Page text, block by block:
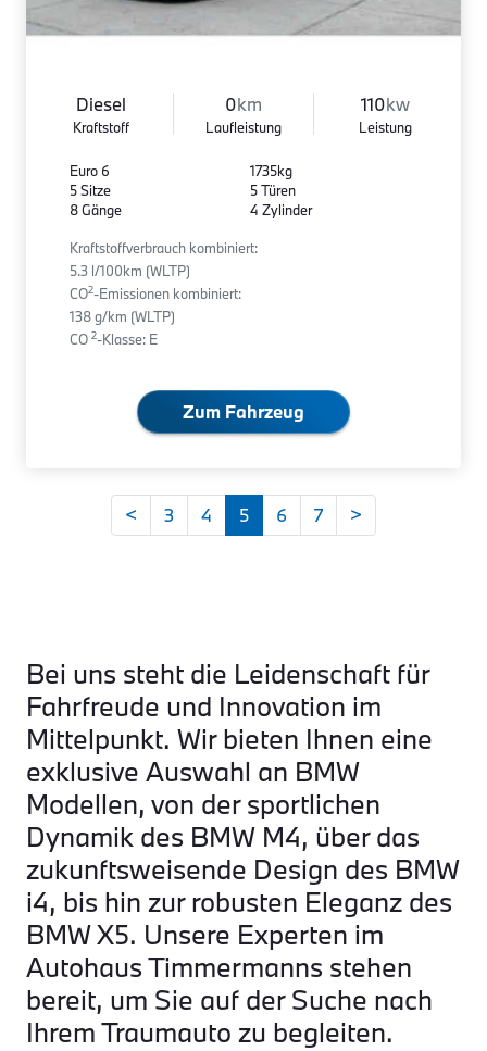
Diesel
Kraftstoff
0km
Laufleistung
110kw
Leistung
Euro 6
5 Sitze
8 Gänge
1735kg
5 Türen
4 Zylinder
Kraftstoffverbrauch kombiniert:
5.3 l/100km (WLTP)
CO2-Emissionen kombiniert:
138 g/km (WLTP)
CO 2-Klasse: E
Zum Fahrzeug
< 3 4 5 6 7 >
Bei uns steht die Leidenschaft für
Fahrfreude und Innovation im
Mittelpunkt. Wir bieten Ihnen eine
exklusive Auswahl an BMW
Modellen, von der sportlichen
Dynamik des BMW M4, über das
zukunftsweisende Design des BMW
i4, bis hin zur robusten Eleganz des
BMW X5. Unsere Experten im
Autohaus Timmermanns stehen
bereit, um Sie auf der Suche nach
Ihrem Traumauto zu begleiten.